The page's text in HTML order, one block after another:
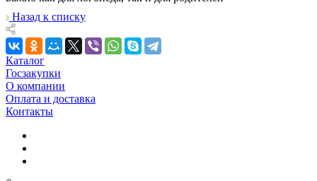
Назад к списку
Каталог
Госзакупки
О компании
Оплата и доставка
Контакты